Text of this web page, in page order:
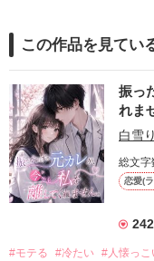
この作品を見てい
振っ
れま
白雪
総文字
恋愛(
242
#モテる #冷たい #人懐っこ